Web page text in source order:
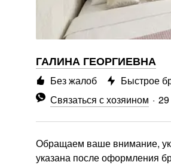
ГАЛИНА ГЕОРГИЕВНА
Связаться с хозяином
Без жалоб Быстрое
Обращаем ваше внимание,
указана после оформления